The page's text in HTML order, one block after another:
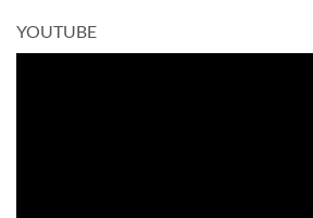
YOUTUBE